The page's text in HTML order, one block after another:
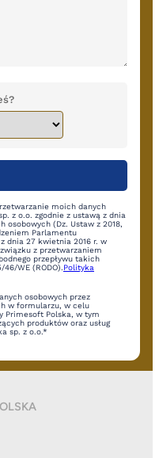
moich danych
z o.o. zgodnie z ustawą z dnia
osobowych (Dz. Ustaw z 2018,
Parlamentu
dnia 27 kwietnia 2016 r. w
z przetwarzaniem
przepływu takich
WE (RODO).Polityka
osobowych przez
w formularzu, w celu
Primesoft Polska, w tym
produktów oraz usług
sp. z o.o.*